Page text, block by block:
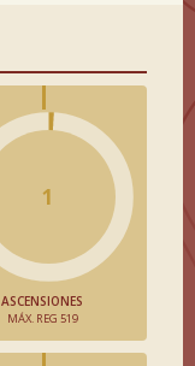
1
ASCENSIONES
MÁX. REG 519